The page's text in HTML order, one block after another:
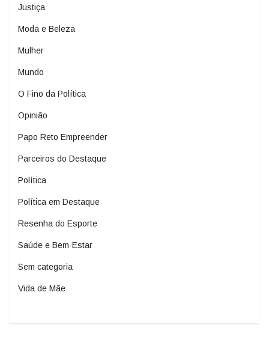
Justiça
Moda e Beleza
Mulher
Mundo
O Fino da Política
Opinião
Papo Reto Empreender
Parceiros do Destaque
Política
Política em Destaque
Resenha do Esporte
Saúde e Bem-Estar
Sem categoria
Vida de Mãe